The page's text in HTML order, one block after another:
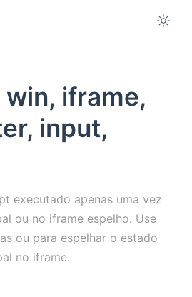
iframe,
input,
executado apenas uma vez
ou no iframe espelho. Use
ou para espelhar o estado
no iframe.